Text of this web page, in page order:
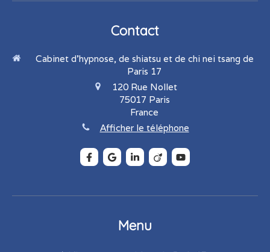
Contact
Cabinet d'hypnose, de shiatsu et de chi nei tsang de
Paris 17
120 Rue Nollet
75017 Paris
France
Afficher le téléphone
Menu